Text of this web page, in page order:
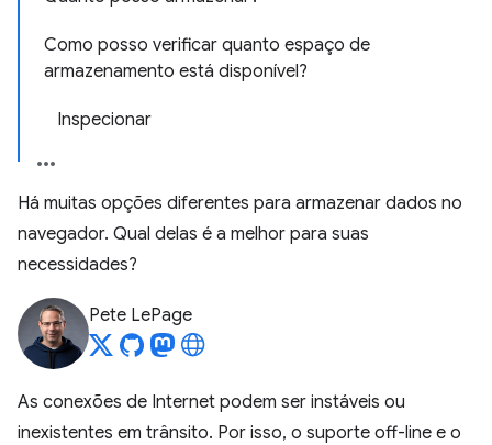
Como posso verificar quanto espaço de
armazenamento está disponível?
Inspecionar
Há muitas opções diferentes para armazenar dados no
navegador. Qual delas é a melhor para suas
necessidades?
Pete LePage
As conexões de Internet podem ser instáveis ou
inexistentes em trânsito. Por isso, o suporte off-line e o